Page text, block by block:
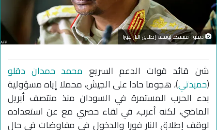
دقلو : مستعد لوقف إطلاق النار فورا
شن قائد قوات الدعم السريع محمد حمدان دقلو
(حميدتي)، هجوما حادا على الجيش، محملا إياه مسؤولية
بدء الحرب المستمرة في السودان منذ منتصف أبريل
الماضي، لكنه أعرب، في لقاء حصري مع عن استعداده
لوقف إطلاق النار فورا والدخول في مفاوضات في حال